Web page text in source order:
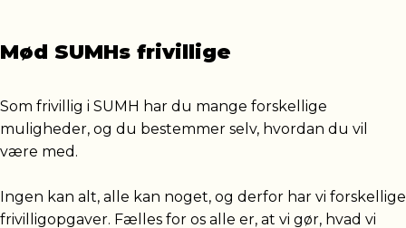
Mød SUMHs frivillige
Som frivillig i SUMH har du mange forskellige
muligheder, og du bestemmer selv, hvordan du vil
være med.
Ingen kan alt, alle kan noget, og derfor har vi forskellige
frivilligopgaver. Fælles for os alle er, at vi gør, hvad vi